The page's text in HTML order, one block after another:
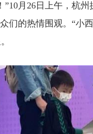
月26日上午，杭州
们的热情围观。“小